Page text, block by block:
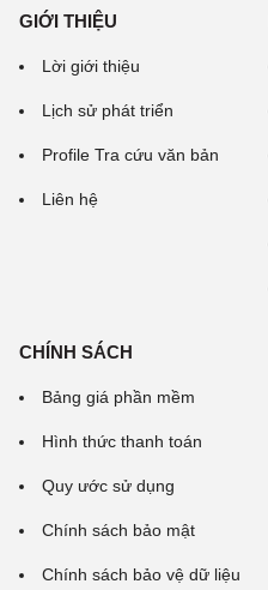
GIỚI THIỆU
Lời giới thiệu
Lịch sử phát triển
Profile Tra cứu văn bản
Liên hệ
CHÍNH SÁCH
Bảng giá phần mềm
Hình thức thanh toán
Quy ước sử dụng
Chính sách bảo mật
Chính sách bảo vệ dữ liệu